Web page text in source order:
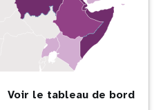
Voir le tableau de bord